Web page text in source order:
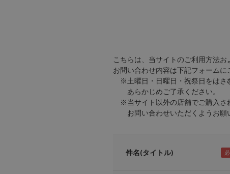
こちらは、当サイトのご利用方法
お問い合わせ内容は下記フォームに
※土曜日・日曜日・祝祭日をはさ
あらかじめご了承ください。
※当サイト以外の店舗でご購入さ
お問い合わせいただくようお願
件名(タイトル)